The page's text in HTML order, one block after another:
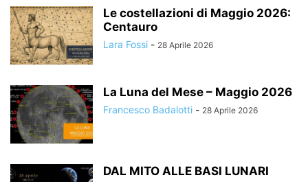
Le costellazioni di Maggio 2026:
Centauro
Lara Fossi - 28 Aprile 2026
La Luna del Mese – Maggio 2026
Francesco Badalotti - 28 Aprile 2026
DAL MITO ALLE BASI LUNARI